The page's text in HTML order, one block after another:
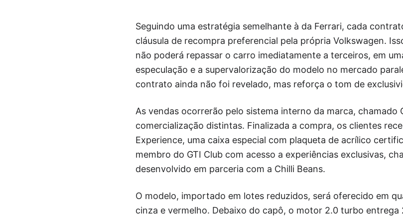
Seguindo uma estratégia semelhante à da Ferrari, cada
cláusula de recompra preferencial pela própria Volkswagen.
não poderá repassar o carro imediatamente a terceiros, em
especulação e a supervalorização do modelo no mercado
contrato ainda não foi revelado, mas reforça o tom de
As vendas ocorrerão pelo sistema interno da marca, chamado
comercialização distintas. Finalizada a compra, os clientes
Experience, uma caixa especial com plaqueta de acrílico
membro do GTI Club com acesso a experiências exclusivas,
desenvolvido em parceria com a Chilli Beans.
O modelo, importado em lotes reduzidos, será oferecido em
cinza e vermelho. Debaixo do capô, o motor 2.0 turbo